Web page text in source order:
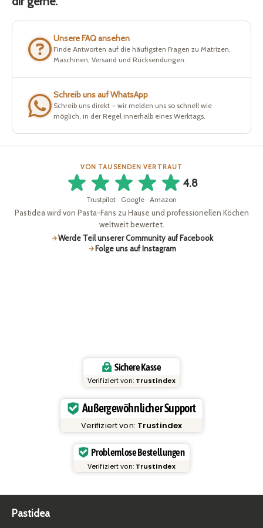
Unsere FAQ ansehen
Finde Antworten auf die häufigsten Fragen zu Matrizen,
Maschinen, Versand und Rücksendungen.
Schreib uns auf WhatsApp
Schreib uns direkt – wir melden uns so schnell wie
möglich, in der Regel innerhalb eines Werktags.
VON TAUSENDEN VERTRAUT
4.8
Trustpilot · Google · Amazon
Pastidea wird von Pasta-Fans zu Hause und professionellen Köchen
weltweit bewertet.
Werde Teil unserer Community auf Facebook
Folge uns auf Instagram
Sichere Kasse
Verifiziert von: Trustindex
Außergewöhnlicher Support
Verifiziert von: Trustindex
Problemlose Bestellungen
Verifiziert von: Trustindex
Pastidea